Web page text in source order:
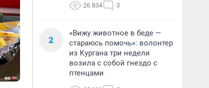
26 834 3
2
«Вижу животное в беде —
стараюсь помочь»: волонтер
из Кургана три недели
возила с собой гнездо с
птенцами